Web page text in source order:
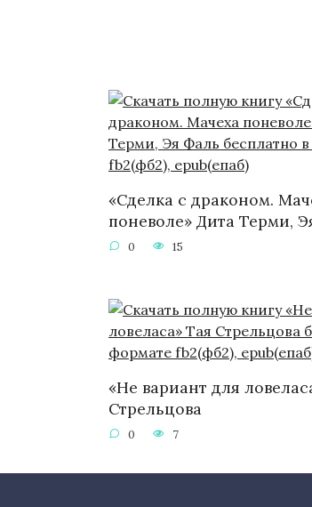
«Сделка с драконом.
поневоле» Дита Терми,
0 15
«Не вариант для
Стрельцова
0 7